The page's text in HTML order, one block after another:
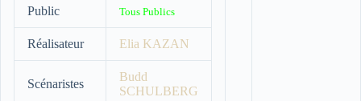
Public Tous Publics
Réalisateur Elia KAZAN
Scénaristes
Budd
SCHULBERG